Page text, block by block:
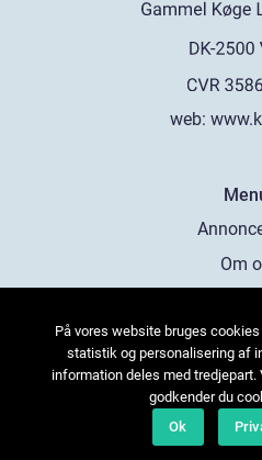
web:
Om
På vores website bruges
statistik og personalisering af
information deles med
godkender du
Ok